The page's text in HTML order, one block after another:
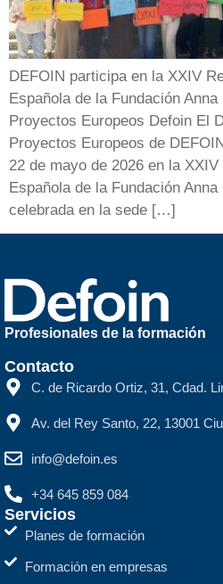
DEFOIN participa en la XXIV
Española de la Fundación Anna
Proyectos Europeos Defoin El
Proyectos Europeos de
22 de mayo de 2026 en la
Española de la Fundación Anna
celebrada en la sede […]
Profesionales de la formación
Contacto
C. de Ricardo Ortiz, 31, Cdad.
Av. del Rey Santo, 22, 13001
info@defoin.es
+34 645 859 084
Servicios
Planes de formación
Formación en empresas